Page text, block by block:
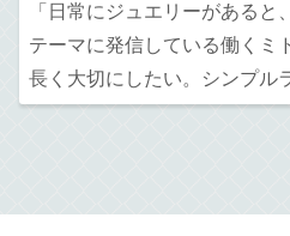
「日常にジュエリーがあると
テーマに発信している働くミ
長く大切にしたい。シンプル